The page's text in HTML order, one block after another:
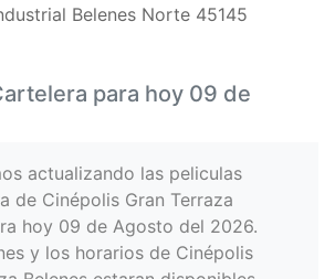
Belenes Norte 45145
para hoy 09 de
actualizando las peliculas
de Cinépolis Gran Terraza
hoy 09 de Agosto del 2026.
y los horarios de Cinépolis